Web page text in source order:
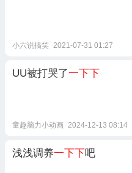
小六说搞笑 2021-07-31 01:27
UU被打哭了一下下
童趣脑力小动画 2024-12-13 08:14
浅浅调养一下下吧